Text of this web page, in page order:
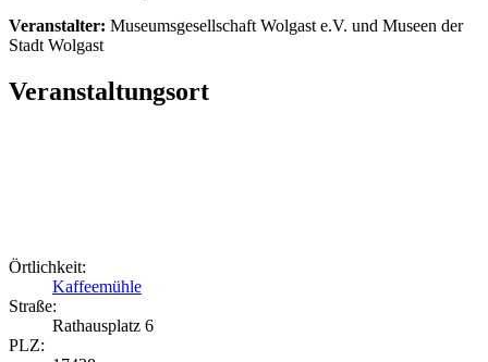
Veranstalter: Museumsgesellschaft Wolgast e.V. und Museen der
Stadt Wolgast
Veranstaltungsort
Örtlichkeit:
Kaffeemühle
Straße:
Rathausplatz 6
PLZ: